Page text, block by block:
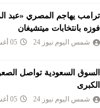
ترامب يهاجم المصري «عبد
فوزه بانتخابات ميتشيغان
شمس اليوم نيوز 24 05 أغسطس 2026
السوق السعودية تواصل
الكبرى
شمس اليوم نيوز 24 05 أغسطس 2026